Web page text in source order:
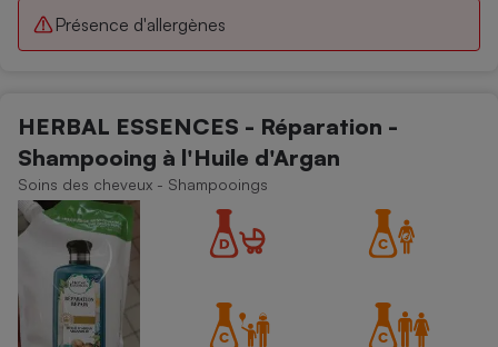
Présence d'allergènes
HERBAL ESSENCES - Réparation -
Shampooing à l'Huile d'Argan
Soins des cheveux - Shampooings